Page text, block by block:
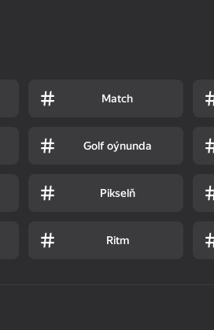
Match
Golf oýnunda
Pikselň
Ritm